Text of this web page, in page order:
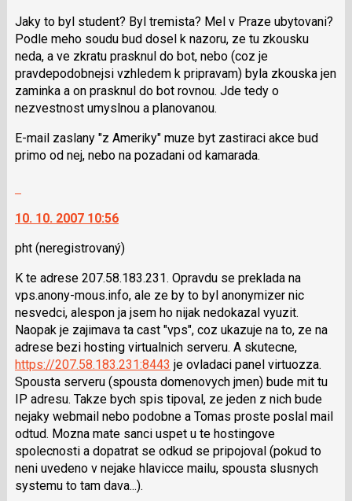
Jaky to byl student? Byl tremista? Mel v Praze ubytovani?
Podle meho soudu bud dosel k nazoru, ze tu zkousku
neda, a ve zkratu prasknul do bot, nebo (coz je
pravdepodobnejsi vzhledem k pripravam) byla zkouska jen
zaminka a on prasknul do bot rovnou. Jde tedy o
nezvestnost umyslnou a planovanou.
E-mail zaslany "z Ameriky" muze byt zastiraci akce bud
primo od nej, nebo na pozadani od kamarada.
další
názor.
použít
i
klávesy
N
pro
následující
P
pro
předchozí
10. 10. 2007 10:56
pht (neregistrovaný)
K te adrese 207.58.183.231. Opravdu se preklada na
vps.anony-mous.info, ale ze by to byl anonymizer nic
nesvedci, alespon ja jsem ho nijak nedokazal vyuzit.
Naopak je zajimava ta cast "vps", coz ukazuje na to, ze na
adrese bezi hosting virtualnich serveru. A skutecne,
https://207.58.183.231:8443 je ovladaci panel virtuozza.
Spousta serveru (spousta domenovych jmen) bude mit tu
IP adresu. Takze bych spis tipoval, ze jeden z nich bude
nejaky webmail nebo podobne a Tomas proste poslal mail
odtud. Mozna mate sanci uspet u te hostingove
spolecnosti a dopatrat se odkud se pripojoval (pokud to
neni uvedeno v nejake hlavicce mailu, spousta slusnych
systemu to tam dava...).